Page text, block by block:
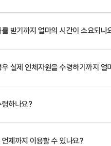
받기까지 얼마의 시간이 소요되나
실제 인체자원을 수령하기까지 얼
하나요?
제까지 이용할 수 있나요?